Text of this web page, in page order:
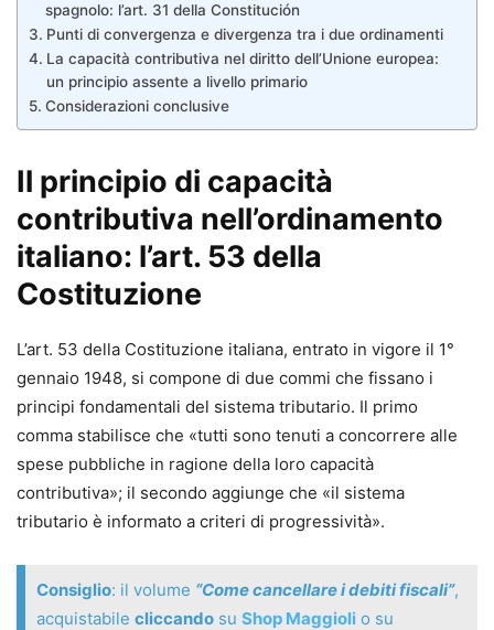
spagnolo: l’art. 31 della Constitución
Punti di convergenza e divergenza tra i due ordinamenti
La capacità contributiva nel diritto dell’Unione europea:
un principio assente a livello primario
Considerazioni conclusive
Il principio di capacità
contributiva nell’ordinamento
italiano: l’art. 53 della
Costituzione
L’art. 53 della Costituzione italiana, entrato in vigore il 1°
gennaio 1948, si compone di due commi che fissano i
principi fondamentali del sistema tributario. Il primo
comma stabilisce che «tutti sono tenuti a concorrere alle
spese pubbliche in ragione della loro capacità
contributiva»; il secondo aggiunge che «il sistema
tributario è informato a criteri di progressività».
Consiglio: il volume “Come cancellare i debiti fiscali”,
acquistabile cliccando su Shop Maggioli o su